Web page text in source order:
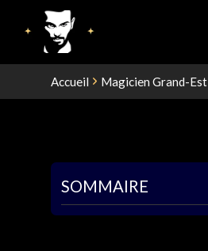
Accueil Magicien Grand-Est
SOMMAIRE